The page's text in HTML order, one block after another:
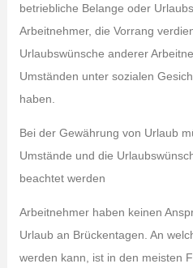
betriebliche Belange oder
Arbeitnehmer, die Vorrang
Urlaubswünsche anderer
Umständen unter sozialen
haben.
Bei der Gewährung von Urlaub
Umstände und die
beachtet werden
Arbeitnehmer haben keinen
Urlaub an Brückentagen. An
werden kann, ist in den meisten